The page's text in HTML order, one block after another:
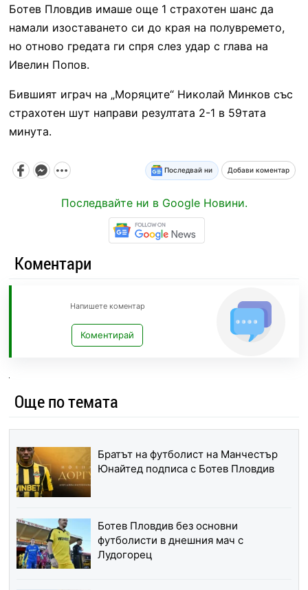
Ботев Пловдив имаше още 1 страхотен шанс да
намали изоставането си до края на полувремето,
но отново гредата ги спря слез удар с глава на
Ивелин Попов.
Бившият играч на „Моряците“ Николай Минков със
страхотен шут направи резултата 2-1 в 59тата
минута.
Последвай ни Добави коментар
Последвайте ни в Google Новини.
Коментари
Напишете коментар
Коментирай
Още по темата
Братът на футболист на Манчестър
Юнайтед подписа с Ботев Пловдив
Ботев Пловдив без основни
футболисти в днешния мач с
Лудогорец